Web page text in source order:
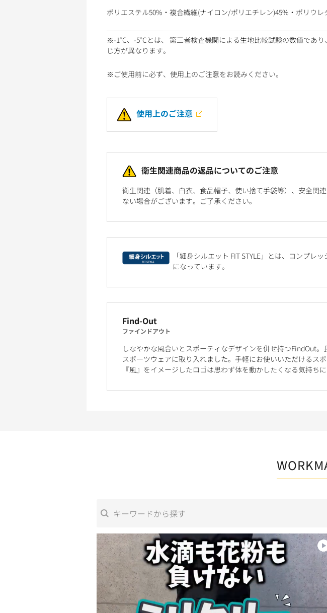
ポリエステル50%・複合繊維(ナイロン/ポリエチレン)45%・ポリウレ
※-1°C、-5°Cとは、 第三者検査機関による生地比較試験の数値であ
じ方が異なります。
※ご使用前に必ず、使用上のご注意をお読みください。
使用上のご注意
衛生関連商品の返品についてのご注意
衛生関連（肌着、白衣、食品帽子、使い捨て手袋等）、安全関
ない場合がございます。ご了承ください。
「細身シルエット FIT STYLE」とは、コンプ
になっています。
Find-Out
ファインドアウト
しなやかな風合いとスポーティなデザインを併せ持つFindOut
スポーツウェアに取り入れました。手軽にお使いいただけるス
『風』をイメージしたロゴは思わず体を動かしたくなる気持ちに